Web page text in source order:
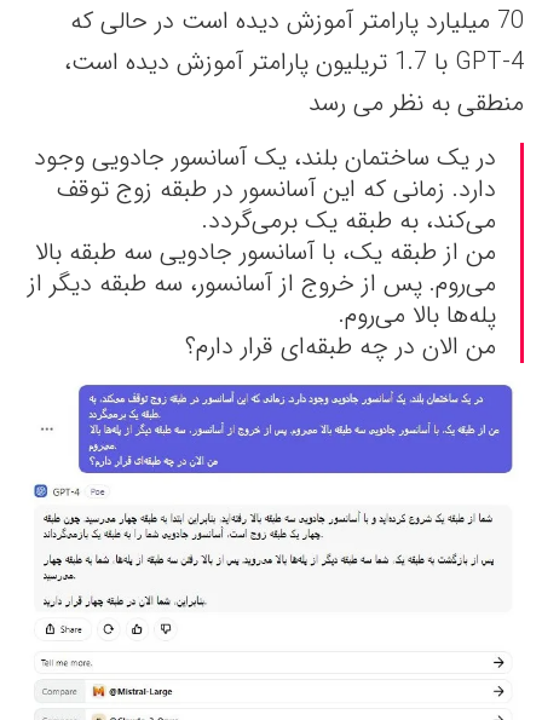
70 میلیارد پارامتر آموزش دیده است در حالی که
GPT-4 با 1.7 تریلیون پارامتر آموزش دیده است،
منطقی به نظر می رسد
در یک ساختمان بلند، یک آسانسور جادویی وجود
دارد. زمانی که این آسانسور در طبقه زوج توقف
می‌کند، به طبقه یک برمی‌گردد.
من از طبقه یک، با آسانسور جادویی سه طبقه بالا
می‌روم. پس از خروج از آسانسور، سه طبقه دیگر از
پله‌ها بالا می‌روم.
من الان در چه طبقه‌ای قرار دارم؟